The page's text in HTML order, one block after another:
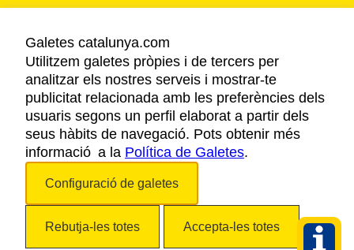
AVÍS LEGAL
POLÍTICA DE PRIVACITAT
COOKIES
ACCESSIBILITAT
Galetes catalunya.com
Utilitzem galetes pròpies i de tercers per
analitzar els nostres serveis i mostrar-te
publicitat relacionada amb les preferències dels
usuaris segons un perfil elaborat a partir dels
seus hàbits de navegació. Pots obtenir més
informació a la Política de Galetes.
Configuració de galetes
Rebutja-les totes Accepta-les totes